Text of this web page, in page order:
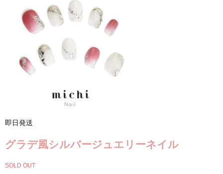
即日発送
グラデ風シルバージュエリーネイル
SOLD OUT